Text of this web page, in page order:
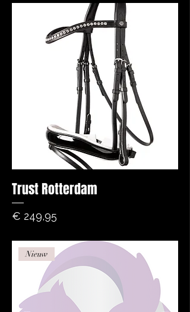
Trust Rotterdam
Prijs
€ 249,95
Nieuw